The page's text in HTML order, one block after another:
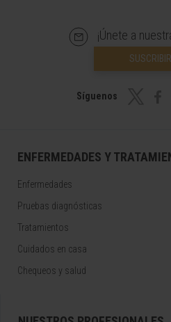
¡Únete a
Síguenos
ENFERMEDADES Y
Enfermedades
Pruebas diagnósticas
Tratamientos
Cuidados en casa
Chequeos y salud